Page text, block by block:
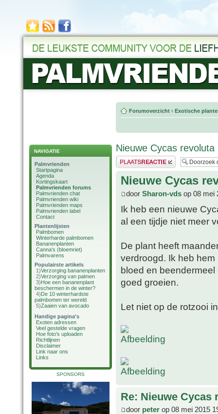
NAVIGATIE
Palmvrienden
Startpagina
Agenda
Kortingskaart
Palmvrienden forums
Palmvrienden chat
Palmvrienden wiki
Palmvrienden maps
Palmvrienden label
Contact
Plantenlijsten
Palmbomen
Winterharde palmbomen
Bananenplanten
Canna's (bloemriet)
Palmvarens
Populairste artikels
1)Verzorging bananenplanten
2)Verzorging van palmen
3)Hoe een bananenplant
beschermen in de winter?
4)De 10 winterhardste
palmbomen ter wereld
5)Zaaien van avocado
Handige pagina's
Exoten adressen
Veel gestelde vragen
Hoe foto's uploaden
Richtlijnen
Disclaimer
Link naar ons
Links
SPONSORS
Forumoverzicht ‹ Exotische
Nieuwe Cycas revoluta
Plaats een reactie
Nieuwe Cycas
door Sharon-vds op 08 mei
Ik heb een nieuwe
al een tijdje niet meer
De plant heeft
verdroogd. Ik heb
bloed en
goed groeien.
Let niet op de rotzooi
Re: Nieuwe Cycas
door peter op 08 mei 2015